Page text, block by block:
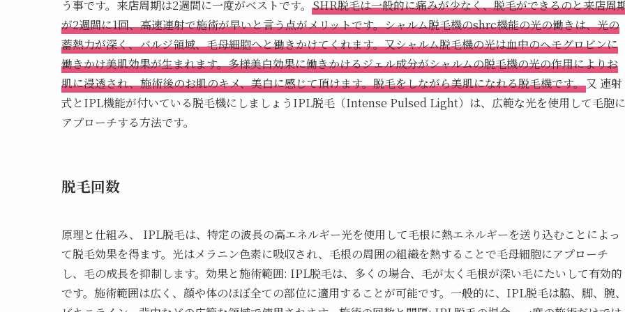
う事です。来店周期は2週間に一度がベストです。 SHR脱毛は一般的に痛みが少なく、脱毛ができるのと来店周
が2週間に1回、高速連射で施術が早いと言う点がメリットです。シャルム脱毛機のshrc機能の光の働きは、光の
蓄熱力が深く、バルジ領域、毛母細胞へと働きかけてくれます。又シャルム脱毛機の光は血中のヘモグロビンに
働きかけ美肌効果が生まれます。多様美白効果に働きかけるジェル成分がシャルムの脱毛機の光の作用によりお
肌に浸透され、施術後のお肌のキメ、美白に感じて頂けます。脱毛をしながら美肌になれる脱毛機です。又 連射
式とIPL機能が付いている脱毛機にしましょうIPL脱毛（Intense Pulsed Light）は、広範な光を使用して毛胞に
アプローチする方法です。
脱毛回数
原理と仕組み、 IPL脱毛は、特定の波長の高エネルギー光を使用して毛根に熱エネルギーを送り込むことによっ
て脱毛効果を得ます。光はメラニン色素に吸収され、毛根の周囲の組織を熱することで毛母細胞にアプローチ
し、毛の成長を抑制します。効果と施術範囲: IPL脱毛は、多くの場合、毛が太く毛根が深い毛にたいして有効的
です。施術範囲は広く、顔や体のほぼ全ての部位に適用することが可能です。一般的に、IPL脱毛は脇、脚、腕、